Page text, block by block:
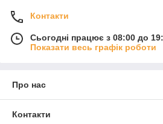
Контакти
Сьогодні працює з 08:00 до
Показати весь графік роботи
Про нас
Контакти